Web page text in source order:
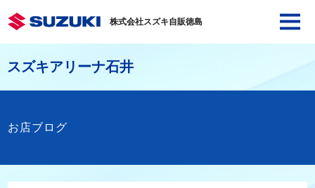
株式会社スズキ自販徳島
スズキアリーナ石井
お店ブログ